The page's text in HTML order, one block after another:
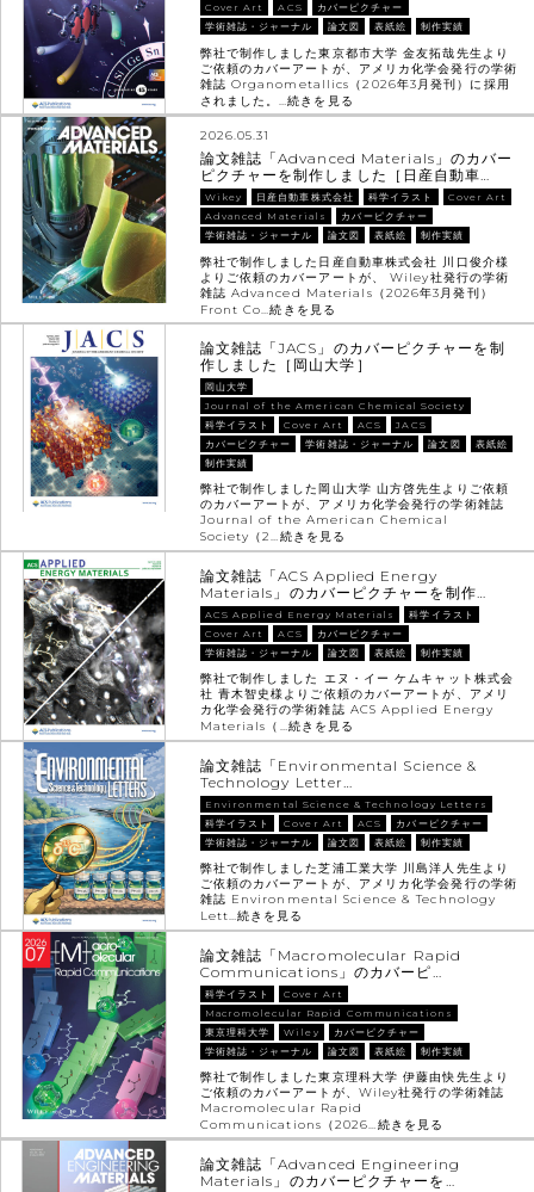
Cover Art
ACS
カバーピクチャー
学術雑誌・ジャーナル
論文図 表紙絵 制作実績
弊社で制作しました東京都市大学 金友拓哉先生より
ご依頼のカバーアートが、アメリカ化学会発行の学術
雑誌 Organometallics（2026年3月発刊）に採用
されました。…続きを見る
2026.05.31
論文雑誌「Advanced Materials」のカバー
ピクチャーを制作しました［日産自動車…
Wikey 日産自動車株式会社 科学イラスト
Cover Art
Advanced Materials
カバーピクチャー
学術雑誌・ジャーナル
論文図 表紙絵 制作実績
弊社で制作しました日産自動車株式会社 川口俊介様
よりご依頼のカバーアートが、 Wiley社発行の学術
雑誌 Advanced Materials（2026年3月発刊）
Front Co…続きを見る
論文雑誌「JACS」のカバーピクチャーを制
作しました［岡山大学］
岡山大学
Journal of the American Chemical Society
科学イラスト
Cover Art ACS
JACS
カバーピクチャー
学術雑誌・ジャーナル 論文図
表紙絵
制作実績
弊社で制作しました岡山大学 山方啓先生よりご依頼
のカバーアートが、アメリカ化学会発行の学術雑誌
Journal of the American Chemical
Society（2…続きを見る
論文雑誌「ACS Applied Energy
Materials」のカバーピクチャーを制作…
ACS Applied Energy Materials
科学イラスト
Cover Art
ACS
カバーピクチャー
学術雑誌・ジャーナル
論文図 表紙絵 制作実績
弊社で制作しました エヌ・イー ケムキャット株式会
社 青木智史様よりご依頼のカバーアートが、アメリ
カ化学会発行の学術雑誌 ACS Applied Energy
Materials（…続きを見る
論文雑誌「Environmental Science &
Technology Letter…
Environmental Science & Technology Letters
科学イラスト
Cover Art ACS
カバーピクチャー
学術雑誌・ジャーナル
論文図 表紙絵 制作実績
弊社で制作しました芝浦工業大学 川島洋人先生より
ご依頼のカバーアートが、アメリカ化学会発行の学術
雑誌 Environmental Science & Technology
Lett…続きを見る
論文雑誌「Macromolecular Rapid
Communications」のカバーピ…
科学イラスト
Cover Art
Macromolecular Rapid Communications
東京理科大学
Wiley
カバーピクチャー
学術雑誌・ジャーナル
論文図 表紙絵 制作実績
弊社で制作しました東京理科大学 伊藤由快先生より
ご依頼のカバーアートが、Wiley社発行の学術雑誌
Macromolecular Rapid
Communications（2026…続きを見る
論文雑誌「Advanced Engineering
Materials」のカバーピクチャーを…